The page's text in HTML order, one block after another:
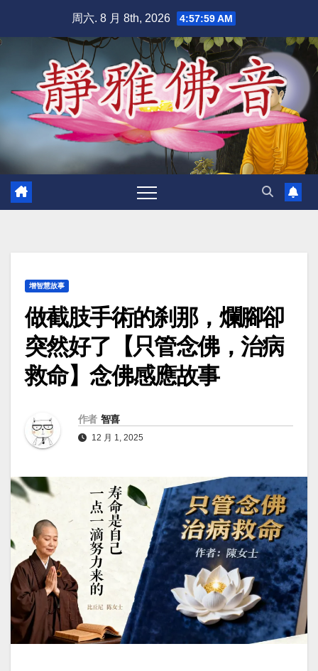
周六. 8 月 8th, 2026 4:58:00 AM
增智慧故事
做截肢手術的刹那，爛腳卻
突然好了【只管念佛，治病
救命】念佛感應故事
作者 智喜
12 月 1, 2025